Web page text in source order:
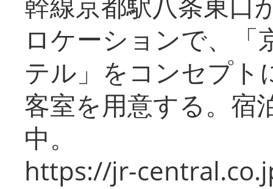
ロケーションで、「
テル」をコンセプト
客室を用意する。宿
中。
https://jr-